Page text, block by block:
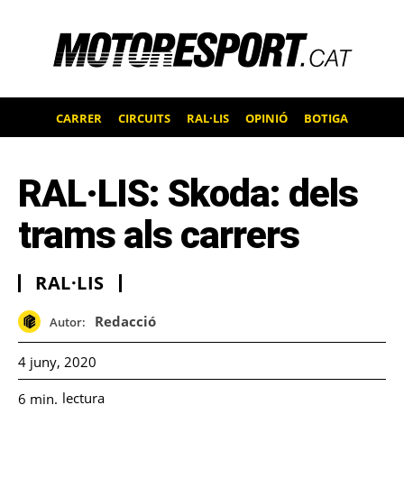
CARRER CIRCUITS RAL·LIS OPINIÓ BOTIGA
RAL·LIS: Skoda: dels
trams als carrers
RAL·LIS
Autor: Redacció
4 juny, 2020
6 min. lectura